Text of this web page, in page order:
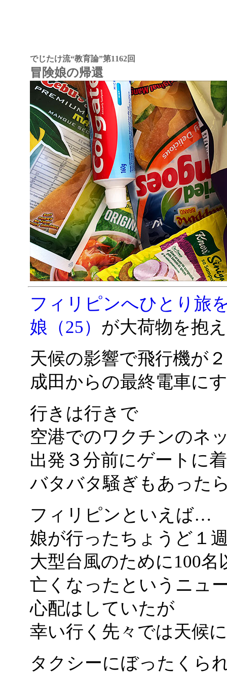
でじたけ流“教育論”第1162回
冒険娘の帰還
フィリピンへひとり旅
娘（25） が大荷物を抱
天候の影響で飛行機が
成田からの最終電車に
行きは行きで
空港でのワクチンのネ
出発３分前にゲートに
バタバタ騒ぎもあった
フィリピンといえば…
娘が行ったちょうど１
大型台風のために100名
亡くなったというニュ
心配はしていたが
幸い行く先々では天候
タクシーにぼったくら